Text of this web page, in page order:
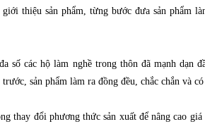
thiệu sản phẩm, từng bước đưa sản phẩm
số các hộ làm nghề trong thôn đã mạnh dạn
sản phẩm làm ra đồng đều, chắc chắn và
thay đổi phương thức sản xuất để nâng cao